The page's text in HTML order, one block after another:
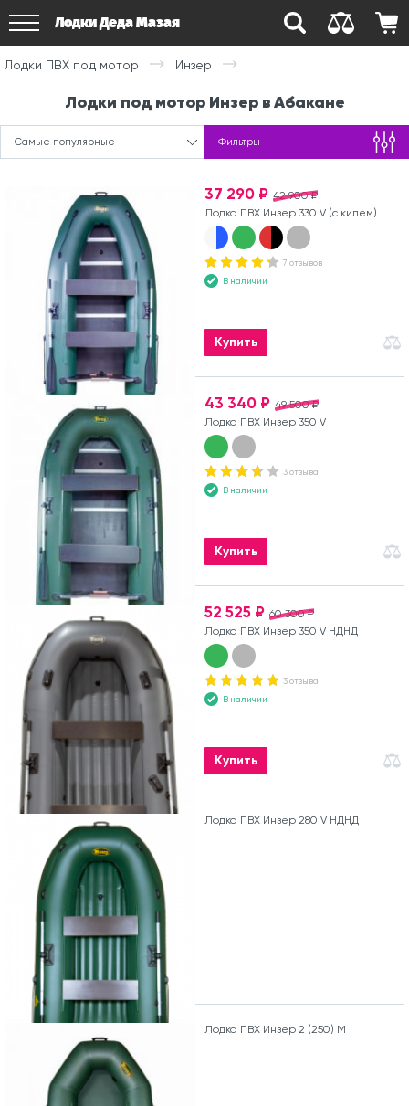
Лодки Деда Мазая
Лодки ПВХ под мотор Инзер
Лодки под мотор Инзер в Абакане
Самые популярные Фильтры
42 900 ₽
37 290 ₽
Лодка ПВХ Инзер 330 V (с килем)
7 отзывов
В наличии
Купить
49 500 ₽
43 340 ₽
Лодка ПВХ Инзер 350 V
3 отзыва
В наличии
Купить
60 300 ₽
52 525 ₽
Лодка ПВХ Инзер 350 V НДНД
3 отзыва
В наличии
Купить
Лодка ПВХ Инзер 280 V НДНД
Лодка ПВХ Инзер 2 (250) М